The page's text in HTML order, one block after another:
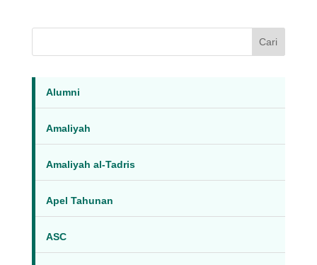
Cari
Alumni
Amaliyah
Amaliyah al-Tadris
Apel Tahunan
ASC